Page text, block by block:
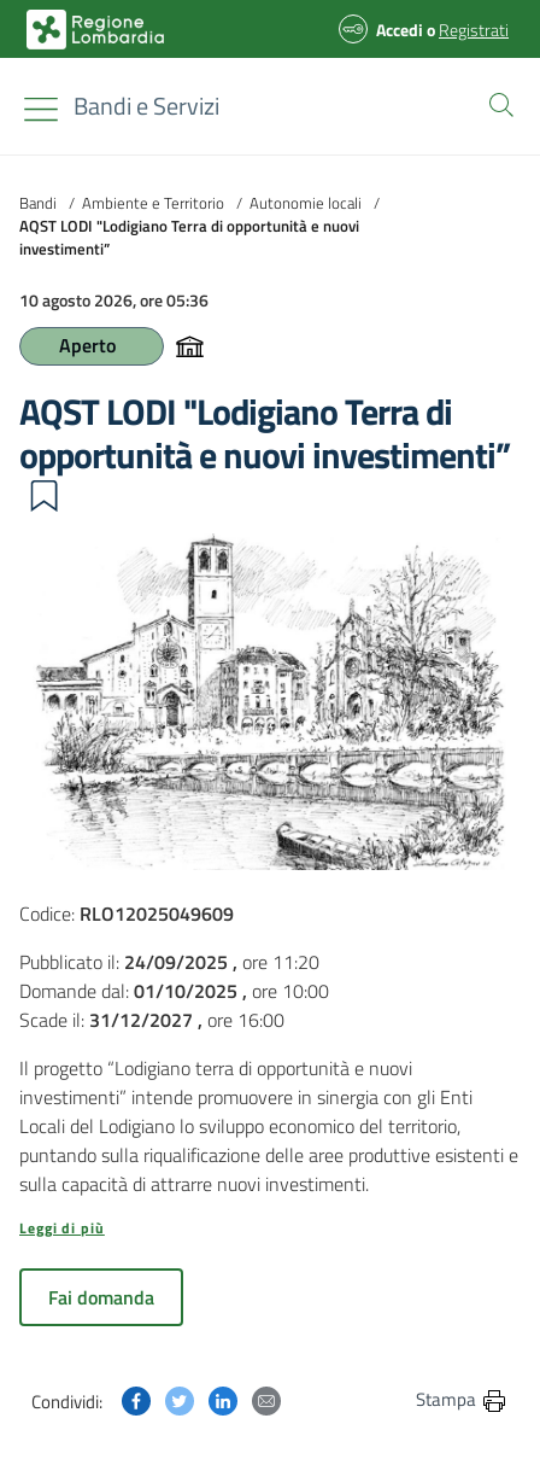
AccedioRegistrati
Bandi e Servizi
Bandi / Ambiente e Territorio / Autonomie locali /
AQST LODI "Lodigiano Terra di opportunità e nuovi
investimenti”
10 agosto 2026, ore 05:36
Aperto
AQST LODI "Lodigiano Terra di
opportunità e nuovi investimenti”
Codice: RLO12025049609
Pubblicato il: 24/09/2025 , ore 11:20
Domande dal:01/10/2025 , ore 10:00
Scade il: 31/12/2027 , ore 16:00
Il progetto “Lodigiano terra di opportunità e nuovi
investimenti” intende promuovere in sinergia con gli Enti
Locali del Lodigiano lo sviluppo economico del territorio,
puntando sulla riqualificazione delle aree produttive esistenti e
sulla capacità di attrarre nuovi investimenti.
Leggi di più
Fai domanda
Condividi: Condividi questa pagina su Facebook
Condividi questa pagina su Twitter
Condividi questa pagina su Linkedin
Condividi questa pagina via
Stampa